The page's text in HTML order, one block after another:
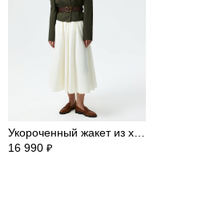
16 990 ₽